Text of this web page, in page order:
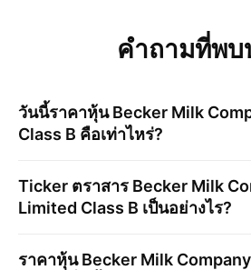
คำถามที่พบ
วันนี้ราคาหุ้นBecker Milk
Class B คือเท่าไหร่?
Ticker ตราสาร Becker Milk
Limited Class B เป็นอย่างไร?
ราคาหุ้นBecker Milk